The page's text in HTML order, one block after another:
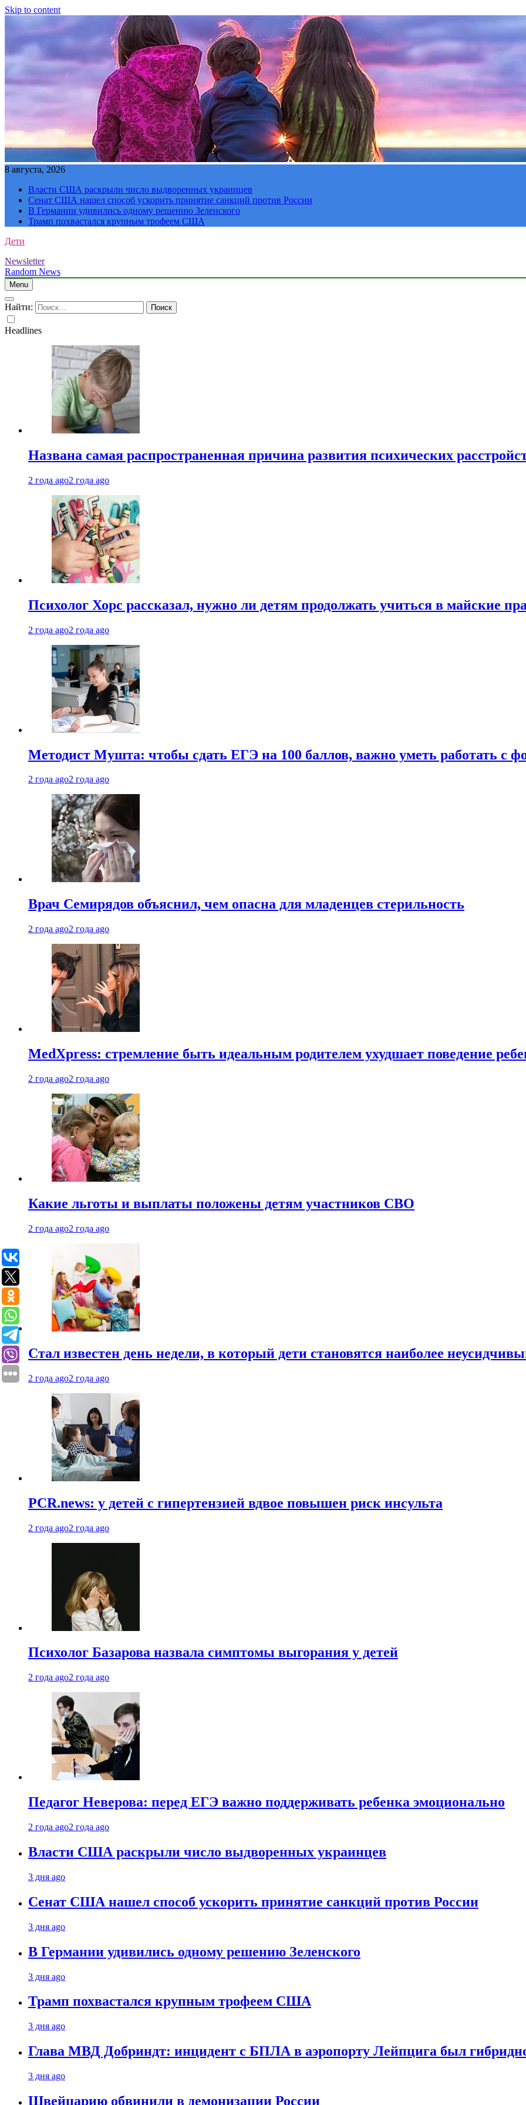
Skip to content
8 августа, 2026
Власти США раскрыли число выдворенных украинцев
Сенат США нашел способ ускорить принятие санкций против России
В Германии удивились одному решению Зеленского
Трамп похвастался крупным трофеем США
Дети
Newsletter
Random News
Menu
Найти:
Headlines
Названа самая распространенная причина развития психических
2 года ago2 года ago
Психолог Хорс рассказал, нужно ли детям продолжать учиться в майские
2 года ago2 года ago
Методист Мушта: чтобы сдать ЕГЭ на 100 баллов, важно уметь работать с
2 года ago2 года ago
Врач Семирядов объяснил, чем опасна для младенцев стерильность
2 года ago2 года ago
MedXpress: стремление быть идеальным родителем ухудшает поведение
2 года ago2 года ago
Какие льготы и выплаты положены детям участников СВО
2 года ago2 года ago
Стал известен день недели, в который дети становятся наиболее
2 года ago2 года ago
PCR.news: у детей с гипертензией вдвое повышен риск инсульта
2 года ago2 года ago
Психолог Базарова назвала симптомы выгорания у детей
2 года ago2 года ago
Педагог Неверова: перед ЕГЭ важно поддерживать ребенка эмоционально
2 года ago2 года ago
Власти США раскрыли число выдворенных украинцев
3 дня ago
Сенат США нашел способ ускорить принятие санкций против России
3 дня ago
В Германии удивились одному решению Зеленского
3 дня ago
Трамп похвастался крупным трофеем США
3 дня ago
Глава МВД Добриндт: инцидент с БПЛА в аэропорту Лейпцига был
3 дня ago
Швейцарию обвинили в демонизации России